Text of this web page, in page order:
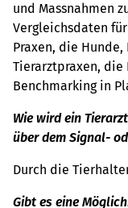
und Massnahmen
Vergleichsdaten
Praxen, die
Tierarztpraxen,
Benchmarking in
Wie wird ein
über dem Signal-
Durch die
Gibt es eine